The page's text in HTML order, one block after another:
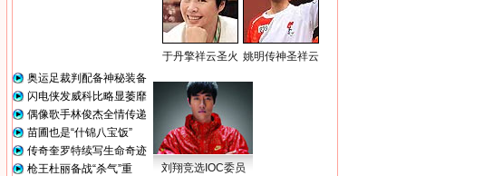
于丹擎祥云圣火 姚明传神圣祥云
奥运足裁判配备神秘装备
闪电侠发威科比略显萎靡
偶像歌手林俊杰全情传递
苗圃也是“什锦八宝饭”
传奇奎罗特续写生命奇迹
枪王杜丽备战“杀气”重
刘翔竞选IOC委员